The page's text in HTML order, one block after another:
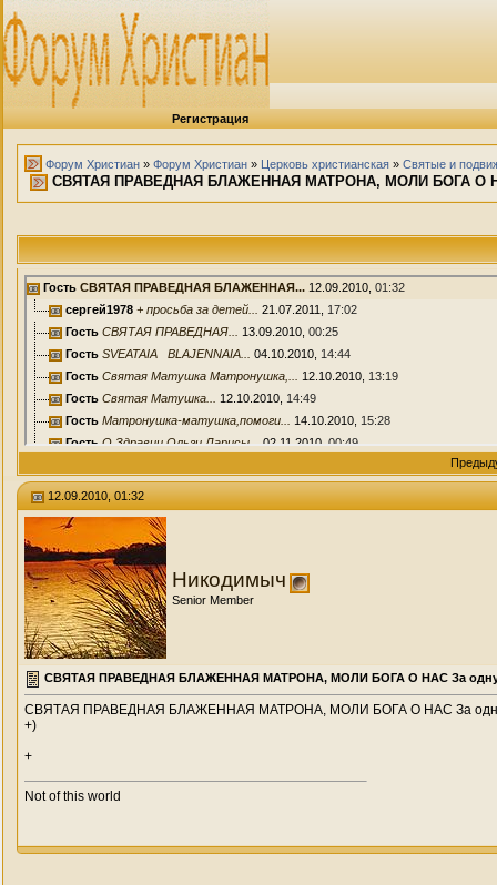
Регистрация
Форум Христиан » Форум Христиан » Церковь христианская » Святые и
СВЯТАЯ ПРАВЕДНАЯ БЛАЖЕННАЯ МАТРОНА, МОЛИ БОГА О
Гость СВЯТАЯ ПРАВЕДНАЯ БЛАЖЕННАЯ... 12.09.2010, 01:32
сергей1978 + просьба за детей... 21.07.2011, 17:02
Гость СВЯТАЯ ПРАВЕДНАЯ... 13.09.2010, 00:25
Гость SVEATAIA BLAJENNAIA... 04.10.2010, 14:44
Гость Святая Матушка Матронушка,... 12.10.2010, 13:19
Гость Святая Матушка... 12.10.2010, 14:49
Гость Матронушка-матушка,помоги... 14.10.2010, 15:28
Гость О Здравии Ольги Ларисы... 02.11.2010, 00:49
Гость (Y) (F) (F) (F) (F) (F) (F)...12.11.2010,22:30
Гость Святая Праведная Блаженная...09.12.2010,19:12
Гость
помоги и подскажи нам наш...
Гость Блаженная МАТРОНУШКА! Моли...
Гость ++++++Святая блаженная... 10.12.2010,
Гость Святая Блаженная матушка... 13.12.2010,
Гость Святая Матрона! Моли бога о...
Гость Святая Матронушка! Моли Бога...
Гость ++++++++++++++++++++++++++++++...17.12.2010,12:50
Гость
+ ...17.12.2010,14:00
Гость ++++++++++++++++++++++++++++++...17.12.2010,18:25
Гость ++++++++++++++++++++++++++++++...
12.09.2010, 01:32
Никодимыч
Senior Member
СВЯТАЯ ПРАВЕДНАЯ БЛАЖЕННАЯ МАТРОНА, МОЛИ БОГА О НАС За одну
СВЯТАЯ ПРАВЕДНАЯ БЛАЖЕННАЯ МАТРОНА, МОЛИ БОГА О НАС За одну
+)
+
Not of this world